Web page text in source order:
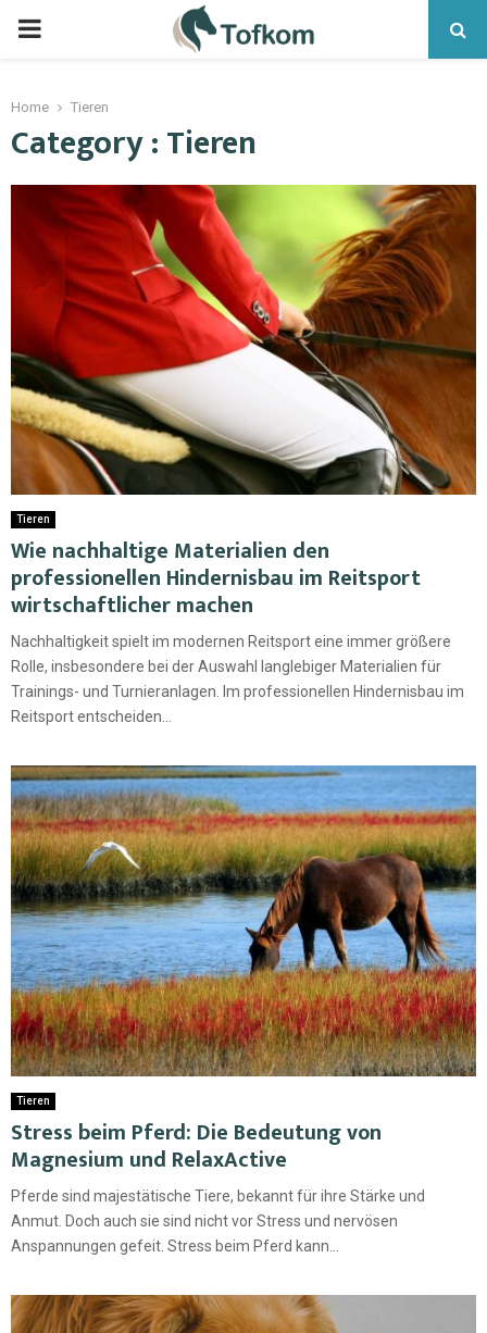
Home Tieren
Category : Tieren
Tieren
Wie nachhaltige Materialien den
professionellen Hindernisbau im Reitsport
wirtschaftlicher machen
Nachhaltigkeit spielt im modernen Reitsport eine immer größere
Rolle, insbesondere bei der Auswahl langlebiger Materialien für
Trainings- und Turnieranlagen. Im professionellen Hindernisbau im
Reitsport entscheiden...
Tieren
Stress beim Pferd: Die Bedeutung von
Magnesium und RelaxActive
Pferde sind majestätische Tiere, bekannt für ihre Stärke und
Anmut. Doch auch sie sind nicht vor Stress und nervösen
Anspannungen gefeit. Stress beim Pferd kann...